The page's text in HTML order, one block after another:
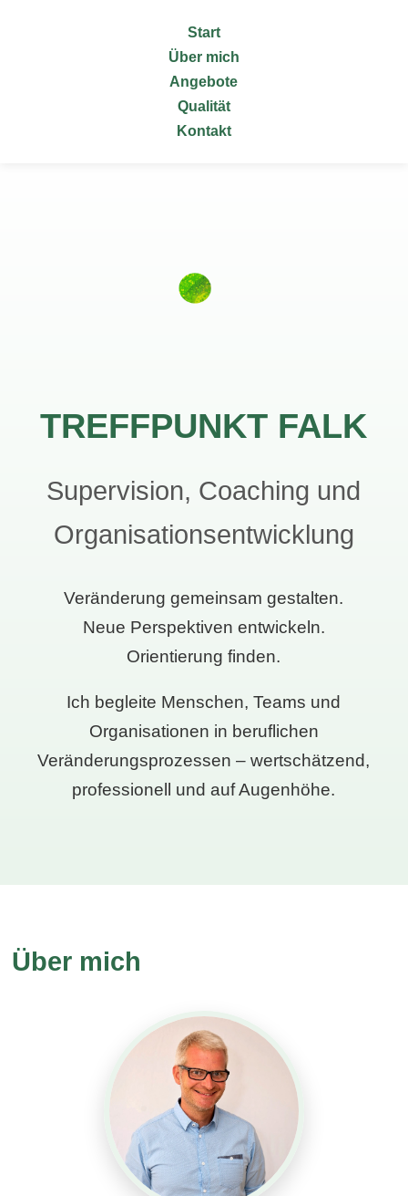
Start
Über mich
Angebote
Qualität
Kontakt
TREFFPUNKT FALK
Supervision, Coaching und
Organisationsentwicklung
Veränderung gemeinsam gestalten.
Neue Perspektiven entwickeln.
Orientierung finden.
Ich begleite Menschen, Teams und
Organisationen in beruflichen
Veränderungsprozessen – wertschätzend,
professionell und auf Augenhöhe.
Über mich